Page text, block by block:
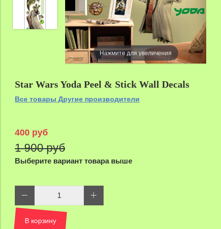
Нажмите для увеличения
Star Wars Yoda Peel & Stick Wall Decals
Все товары Другие производители
400 руб
1 900 руб
Выберите вариант товара выше
В корзину